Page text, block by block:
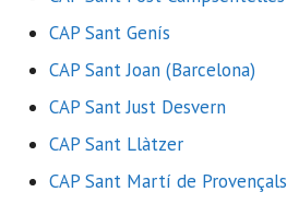
CAP Sant Genís
CAP Sant Joan (Barcelona)
CAP Sant Just Desvern
CAP Sant Llàtzer
CAP Sant Martí de Provençals